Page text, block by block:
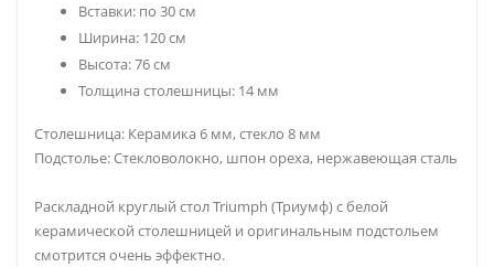
Вставки: по 30 см
Ширина: 120 см
Высота: 76 см
Толщина столешницы: 14 мм
Столешница: Керамика 6 мм, стекло 8 мм
Подстолье: Стекловолокно, шпон ореха, нержавеющая сталь
Раскладной круглый стол Triumph (Триумф) с белой
керамической столешницей и оригинальным подстольем
смотрится очень эффектно.